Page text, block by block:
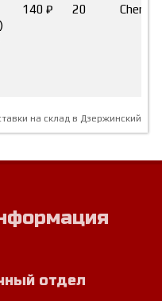
140 ₽ 20 Chery
на склад в Дзержинский
отдел